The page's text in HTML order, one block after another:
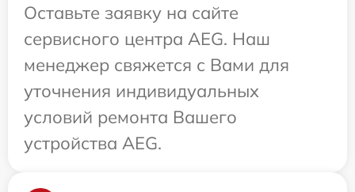
Оставьте заявку на сайте
сервисного центра AEG. Наш
менеджер свяжется с Вами для
уточнения индивидуальных
условий ремонта Вашего
устройства AEG.